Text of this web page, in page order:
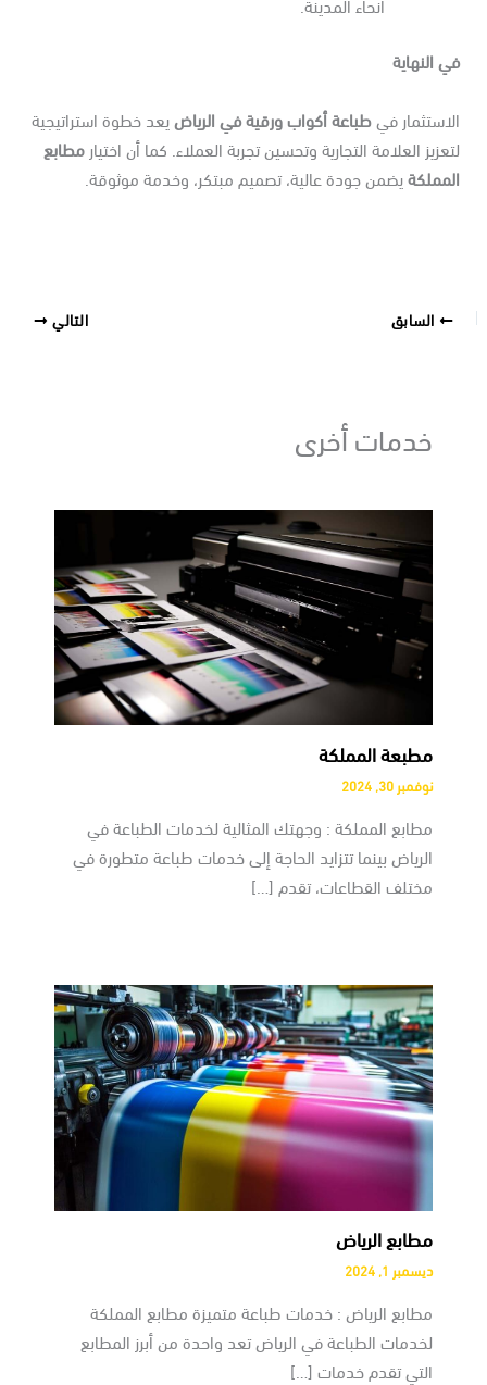
النهاية
فيطباعة أكواب ورقية في الرياضيعد خطوة استراتيجية
العلامة التجارية وتحسين تجربة العملاء. كما أن اختيارمطابع
يضمن جودة عالية، تصميم مبتكر، وخدمة موثوقة.
السابق التالي
خدمات أخرى
مطبعة المملكة
نوفمبر 30, 2024
مطابع المملكة : وجهتك المثالية لخدمات الطباعة في
الرياض بينما تتزايد الحاجة إلى خدمات طباعة متطورة في
مختلف القطاعات، تقدم […]
مطابع الرياض
ديسمبر 1, 2024
مطابع الرياض : خدمات طباعة متميزة مطابع المملكة
لخدمات الطباعة في الرياض تعد واحدة من أبرز المطابع
التي تقدم خدمات […]